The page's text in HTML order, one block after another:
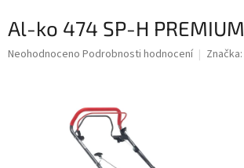
Al-ko 474 SP-H PREMIUM
Průměrné
Neohodnoceno Podrobnosti hodnocení Značka: